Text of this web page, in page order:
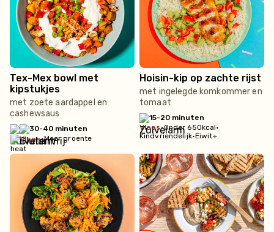
Tex-Mex bowl met
kipstukjes
met zoete aardappel en
cashewsaus
30-40 minuten
vlees•Meer groente
Hoisin-kip op zachte rijst
met ingelegde komkommer en
tomaat
15-20 minuten
vlees•Onder 650kcal•
Kindvriendelijk•Eiwit+